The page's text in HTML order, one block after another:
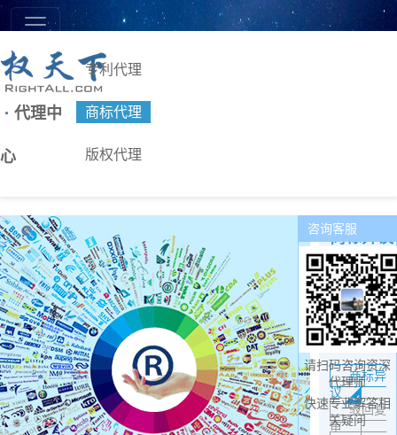
· 代理中
心
专利代理
商标代理
版权代理
商标异议
服务费：
￥2500
费：￥450
选择业务
商标异
议
驳回复
审
咨询客服
请扫码咨询资深
代理师
快速专业解答相
关疑问